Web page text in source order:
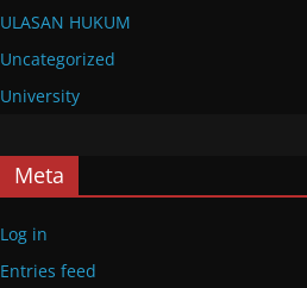
ULASAN HUKUM
Uncategorized
University
Meta
Log in
Entries feed